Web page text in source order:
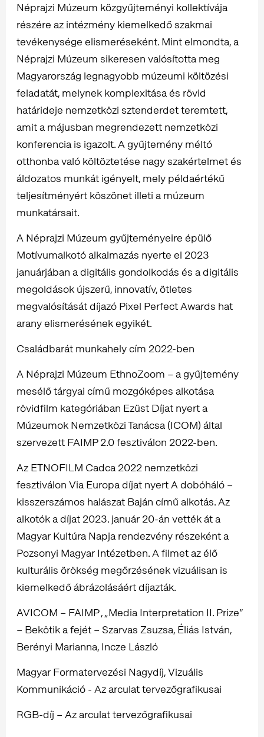
Néprajzi Múzeum közgyűjteményi kollektívája
részére az intézmény kiemelkedő szakmai
tevékenysége elismeréseként. Mint elmondta, a
Néprajzi Múzeum sikeresen valósította meg
Magyarország legnagyobb múzeumi költözési
feladatát, melynek komplexitása és rövid
határideje nemzetközi sztenderdet teremtett,
amit a májusban megrendezett nemzetközi
konferencia is igazolt. A gyűjtemény méltó
otthonba való költöztetése nagy szakértelmet és
áldozatos munkát igényelt, mely példaértékű
teljesítményért köszönet illeti a múzeum
munkatársait.
A Néprajzi Múzeum gyűjteményeire épülő
Motívumalkotó alkalmazás nyerte el 2023
januárjában a digitális gondolkodás és a digitális
megoldások újszerű, innovatív, ötletes
megvalósítását díjazó Pixel Perfect Awards hat
arany elismerésének egyikét.
Családbarát munkahely cím 2022-ben
A Néprajzi Múzeum EthnoZoom – a gyűjtemény
mesélő tárgyai című mozgóképes alkotása
rövidfilm kategóriában Ezüst Díjat nyert a
Múzeumok Nemzetközi Tanácsa (ICOM) által
szervezett FAIMP 2.0 fesztiválon 2022-ben.
Az ETNOFILM Cadca 2022 nemzetközi
fesztiválon Via Europa díjat nyert A dobóháló –
kisszerszámos halászat Baján című alkotás. Az
alkotók a díjat 2023. január 20-án vették át a
Magyar Kultúra Napja rendezvény részeként a
Pozsonyi Magyar Intézetben. A filmet az élő
kulturális örökség megőrzésének vizuálisan is
kiemelkedő ábrázolásáért díjazták.
AVICOM – FAIMP , „Media Interpretation II. Prize”
– Bekötik a fejét – Szarvas Zsuzsa, Éliás István,
Berényi Marianna, Incze László
Magyar Formatervezési Nagydíj, Vizuális
Kommunikáció - Az arculat tervezőgrafikusai
RGB-díj – Az arculat tervezőgrafikusai